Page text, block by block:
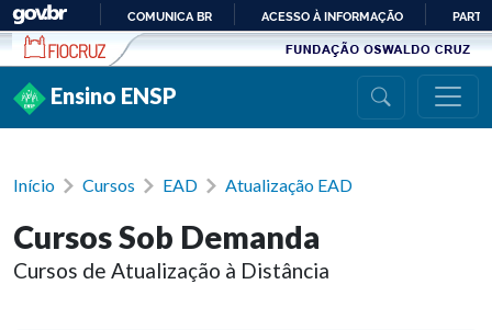
Ir para conteúdo
PARA
COMUNICA BR ACESSO À INFORMAÇÃO
Ensino ENSP
Início Cursos EAD Atualização EAD
Cursos Sob Demanda
Cursos de Atualização à Distância